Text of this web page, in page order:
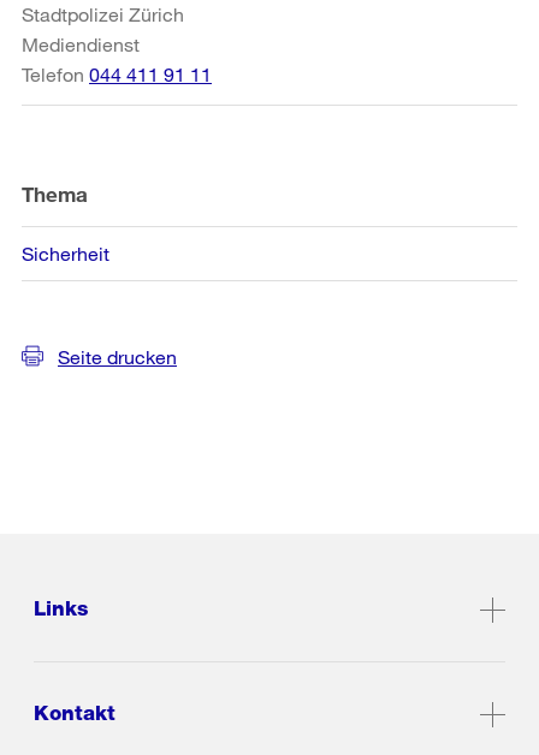
Stadtpolizei Zürich
Mediendienst
Telefon 044 411 91 11
Thema
Sicherheit
Seite drucken
Links
Kontakt